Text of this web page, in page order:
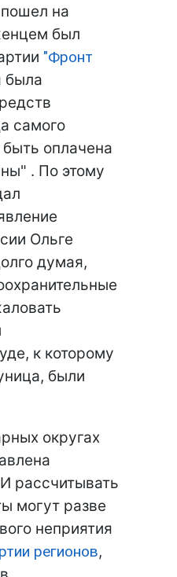
пошел на
был
"Фронт
была
самого
оплачена
. По этому
Ольге
думая,
к которому
были
округах
рассчитывать
могут разве
неприятия
регионов,